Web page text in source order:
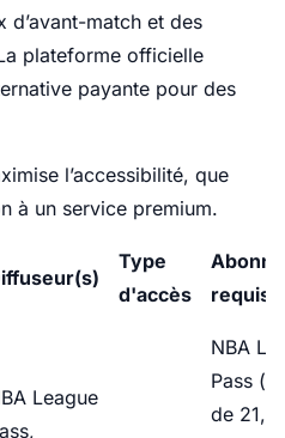
d’avant-match et des
plateforme officielle
payante pour des
l’accessibilité, que
à un service premium.
Type
d'accès
requis
League
NBA
Pass (à
de